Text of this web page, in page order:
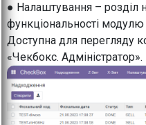
● Налаштування – розділ
функціональності модулю
Доступна для перегляду
«Чекбокс. Адміністратор».